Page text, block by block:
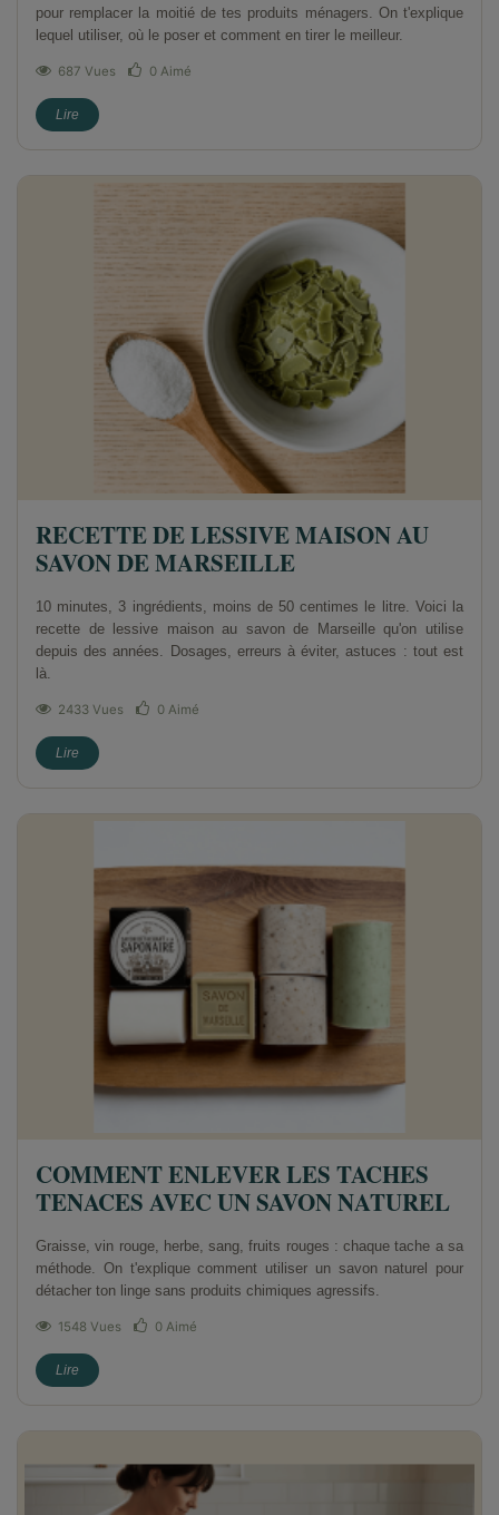
687 Vues 0 Aimé
pour remplacer la moitié de tes produits ménagers. On t'explique
lequel utiliser, où le poser et comment en tirer le meilleur.
Lire
RECETTE DE LESSIVE MAISON AU
SAVON DE MARSEILLE
2433 Vues 0 Aimé
10 minutes, 3 ingrédients, moins de 50 centimes le litre. Voici la
recette de lessive maison au savon de Marseille qu'on utilise
depuis des années. Dosages, erreurs à éviter, astuces : tout est
là.
Lire
COMMENT ENLEVER LES TACHES
TENACES AVEC UN SAVON NATUREL
1548 Vues 0 Aimé
Graisse, vin rouge, herbe, sang, fruits rouges : chaque tache a sa
méthode. On t'explique comment utiliser un savon naturel pour
détacher ton linge sans produits chimiques agressifs.
Lire